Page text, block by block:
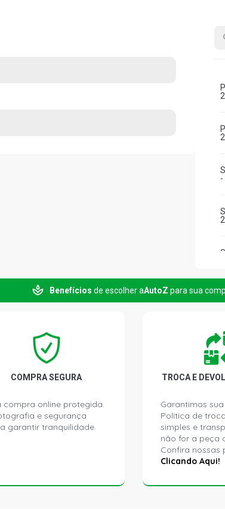
-
Benefícios de escolher aAutoZ para sua
COMPRA SEGURA
compra online protegida.
e segurança
garantir tranquilidade.
TROCA E
Garantimos
Política de
simples e
não for a peça
Confira nossas
Clicando Aqui!